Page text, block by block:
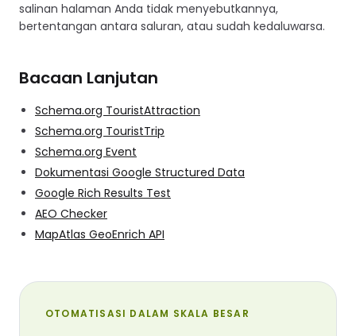
salinan halaman Anda tidak menyebutkannya,
bertentangan antara saluran, atau sudah kedaluwarsa.
Bacaan Lanjutan
Schema.org TouristAttraction
Schema.org TouristTrip
Schema.org Event
Dokumentasi Google Structured Data
Google Rich Results Test
AEO Checker
MapAtlas GeoEnrich API
OTOMATISASI DALAM SKALA BESAR